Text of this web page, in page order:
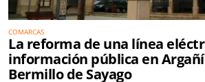
COMARCAS
La reforma de una línea
información pública en
Bermillo de Sayago